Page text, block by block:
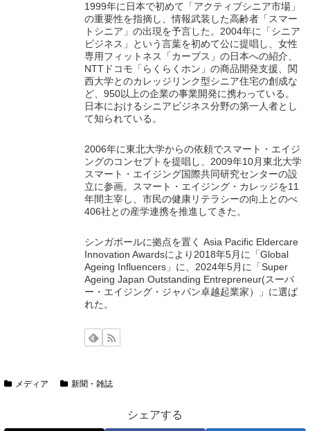
1999年に日本で初めて「アクティブシニア市場」
の重要性を指摘し、情報武装した高齢者「スマー
トシニア」の出現を予言した。2004年に「シニア
ビジネス」という言葉を初めて公に提唱し、女性
専用フィットネス「カーブス」の日本への紹介、
NTTドコモ「らくらくホン」の商品開発支援、関
西大学とのカレッジリンク型シニア住宅の創成な
ど、950以上の企業の事業開発に携わっている。
日本におけるシニアビジネス分野の第一人者とし
て知られている。
2006年に東北大学からの依頼でスマート・エイジ
ングのコンセプトを提唱し、2009年10月東北大学
スマート・エイジング国際共同研究センターの設
立に参画。スマート・エイジング・カレッジを11
年間主宰し、市民の健康リテラシーの向上とのべ
406社との産学連携を推進してきた。
シンガポールに拠点を置く Asia Pacific Eldercare
Innovation Awardsにより2018年5月に「Global
Ageing Influencers」に、2024年5月に「Super
Ageing Japan Outstanding Entrepreneur(スーパ
ー・エイジング・ジャパン卓越起業家）」に選ば
れた。
メディア 新聞・雑誌
シェアする